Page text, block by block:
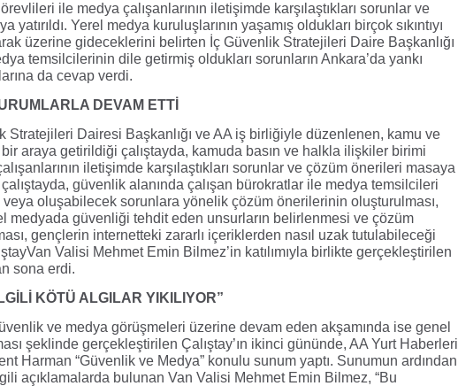
ile medya çalışanlarının iletişimde karşılaştıkları sorunlar ve
yatırıldı. Yerel medya kuruluşlarının yaşamış oldukları birçok sıkıntıyı
üzerine gideceklerini belirten İç Güvenlik Stratejileri Daire Başkanlığı
temsilcilerinin dile getirmiş oldukları sorunların Ankara’da yankı
da cevap verdi.
DEVAM ETTİ
Stratejileri Dairesi Başkanlığı ve AA iş birliğiyle düzenlenen, kamu ve
araya getirildiği çalıştayda, kamuda basın ve halkla ilişkiler birimi
iletişimde karşılaştıkları sorunlar ve çözüm önerileri masaya
çalıştayda, güvenlik alanında çalışan bürokratlar ile medya temsilcileri
veya oluşabilecek sorunlara yönelik çözüm önerilerinin oluşturulması,
medyada güvenliği tehdit eden unsurların belirlenmesi ve çözüm
gençlerin internetteki zararlı içeriklerden nasıl uzak tutulabileceği
Valisi Mehmet Emin Bilmez’in katılımıyla birlikte gerçekleştirilen
sona erdi.
KÖTÜ ALGILAR YIKILIYOR”
ve medya görüşmeleri üzerine devam eden akşamında ise genel
şeklinde gerçekleştirilen Çalıştay’ın ikinci gününde, AA Yurt Haberleri
Harman “Güvenlik ve Medya” konulu sunum yaptı. Sunumun ardından
açıklamalarda bulunan Van Valisi Mehmet Emin Bilmez, “Bu